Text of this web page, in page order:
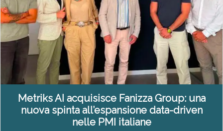
Metriks AI acquisisce Fanizza Group: una
nuova spinta all’espansione data-driven
nelle PMI italiane